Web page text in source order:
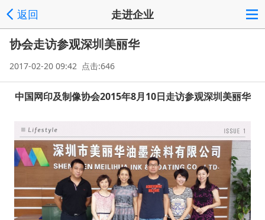
返回 走进企业
协会走访参观深圳美丽华
2017-02-20 09:42 点击:646
中国网印及制像协会2015年8月10日走访参观深圳美丽华